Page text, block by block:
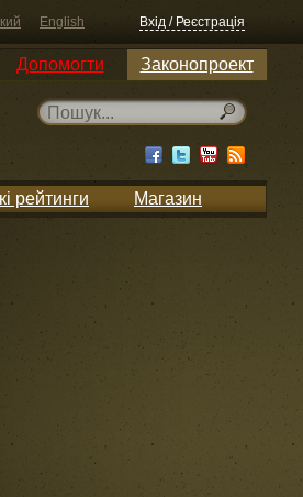
English Вхід / Реєстрація
Допомогти Законопроект
рейтинги Магазин